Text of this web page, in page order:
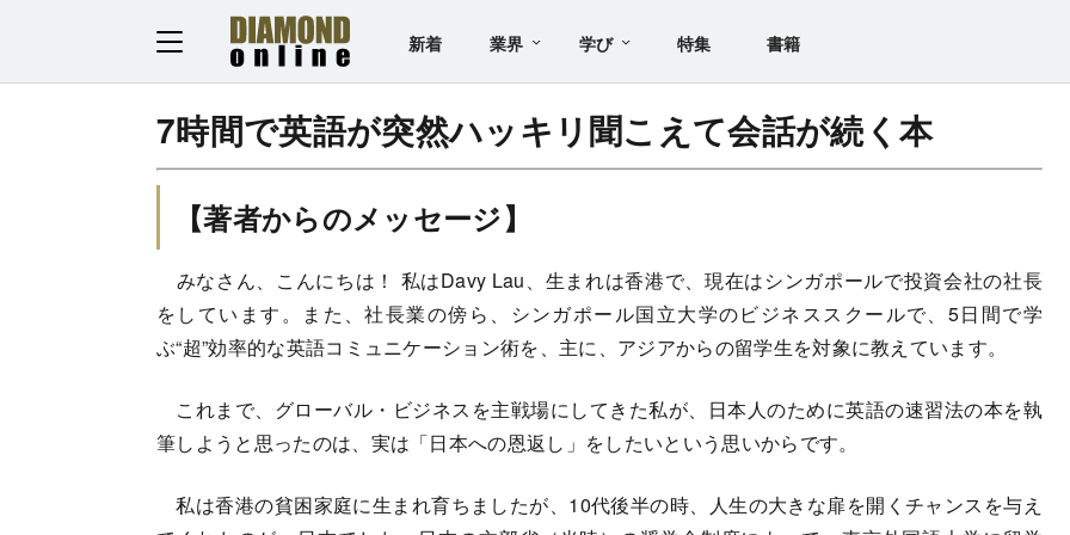
新着 業界 学び 特集 書籍
7時間で英語が突然ハッキリ聞こえて会話が続く本
【著者からのメッセージ】
みなさん、こんにちは！ 私はDavy Lau、生まれは香港で、現在はシンガポールで投資会社の社長
をしています。また、社長業の傍ら、シンガポール国立大学のビジネススクールで、5日間で学
ぶ“超”効率的な英語コミュニケーション術を、主に、アジアからの留学生を対象に教えています。
これまで、グローバル・ビジネスを主戦場にしてきた私が、日本人のために英語の速習法の本を執
筆しようと思ったのは、実は「日本への恩返し」をしたいという思いからです。
私は香港の貧困家庭に生まれ育ちましたが、10代後半の時、人生の大きな扉を開くチャンスを与え